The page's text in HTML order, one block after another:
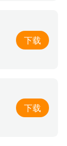
下载
下载